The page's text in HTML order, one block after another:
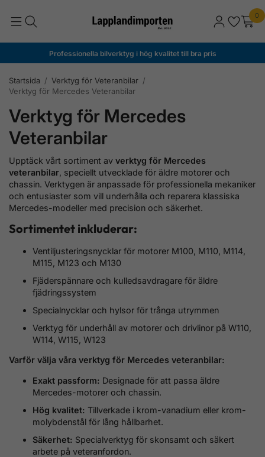
0
Professionella bilverktyg i hög kvalitet till bra pris
Startsida / Verktyg för Veteranbilar /
Verktyg för Mercedes Veteranbilar
Verktyg för Mercedes
Veteranbilar
Upptäck vårt sortiment av verktyg för Mercedes
veteranbilar, speciellt utvecklade för äldre motorer och
chassin. Verktygen är anpassade för professionella mekaniker
och entusiaster som vill underhålla och reparera klassiska
Mercedes-modeller med precision och säkerhet.
Sortimentet inkluderar:
Ventiljusteringsnycklar för motorer M100, M110, M114,
M115, M123 och M130
Fjäderspännare och kulledsavdragare för äldre
fjädringssystem
Specialnycklar och hylsor för trånga utrymmen
Verktyg för underhåll av motorer och drivlinor på W110,
W114, W115, W123
Varför välja våra verktyg för Mercedes veteranbilar:
Exakt passform: Designade för att passa äldre
Mercedes-motorer och chassin.
Hög kvalitet: Tillverkade i krom-vanadium eller krom-
molybdenstål för lång hållbarhet.
Säkerhet: Specialverktyg för skonsamt och säkert
arbete på veteranfordon.